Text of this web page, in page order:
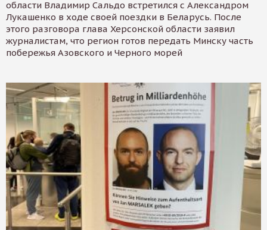
области Владимир Сальдо встретился с Александром
Лукашенко в ходе своей поездки в Беларусь. После
этого разговора глава Херсонской области заявил
журналистам, что регион готов передать Минску часть
побережья Азовского и Черного морей